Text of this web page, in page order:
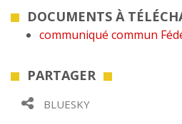
DOCUMENTS À
communiqué commun
PARTAGER
BLUESKY